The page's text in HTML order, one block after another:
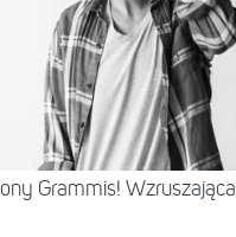
Grammis! Wzruszająca